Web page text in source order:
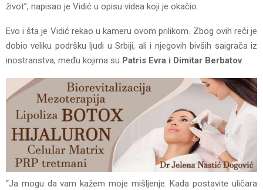
život”, napisao je Vidić u opisu videa koji je okačio.
Evo i šta je Vidić rekao u kameru ovom prilikom. Zbog ovih reči je
dobio veliku podršku ljudi u Srbiji, ali i njegovih bivših saigrača iz
inostranstva, među kojima su Patris Evra i Dimitar Berbatov.
“Ja mogu da vam kažem moje mišljenje. Kada postavite uličara